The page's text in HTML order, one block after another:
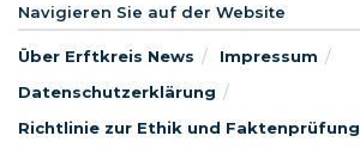
Navigieren Sie auf der Website
Über Erftkreis News
Impressum
Datenschutzerklärung
Richtlinie zur Ethik und Faktenprüfung